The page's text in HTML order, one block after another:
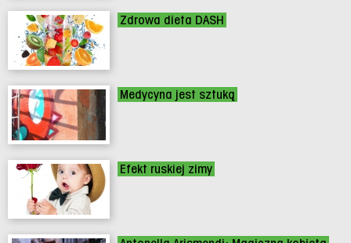
Zdrowa dieta DASH
Medycyna jest sztuką
Efekt ruskiej zimy